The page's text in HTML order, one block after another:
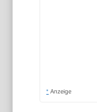
* Anzeige